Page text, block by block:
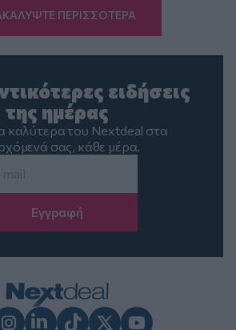
ΠΕΡΙΣΣΟΤΕΡΑ
ειδήσεις
της ημέρας
καλύτερα του Nextdeal στα
σας, κάθε μέρα.